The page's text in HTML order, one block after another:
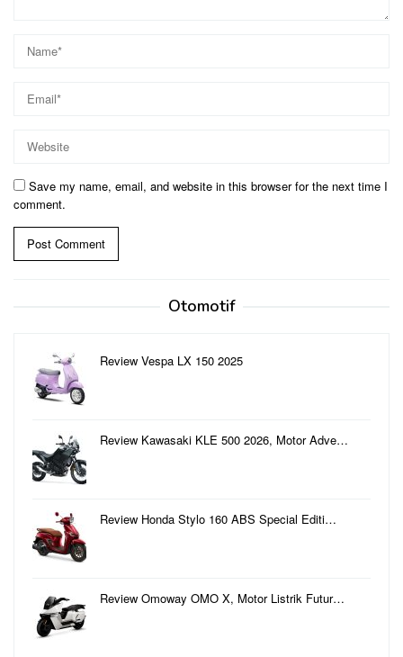
Save my name, email, and website in this browser for the next time I
comment.
Otomotif
Review Vespa LX 150 2025
Review Kawasaki KLE 500 2026, Motor Adve…
Review Honda Stylo 160 ABS Special Editi…
Review Omoway OMO X, Motor Listrik Futur…